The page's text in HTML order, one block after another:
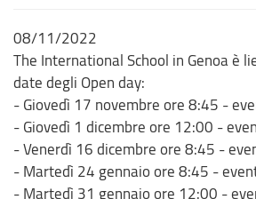
08/11/2022
The International School in Genoa è
date degli Open day:
- Giovedì 17 novembre ore 8:45 -
- Giovedì 1 dicembre ore 12:00 -
- Venerdì 16 dicembre ore 8:45 -
- Martedì 24 gennaio ore 8:45 -
- Martedì 31 gennaio ore 12:00 -